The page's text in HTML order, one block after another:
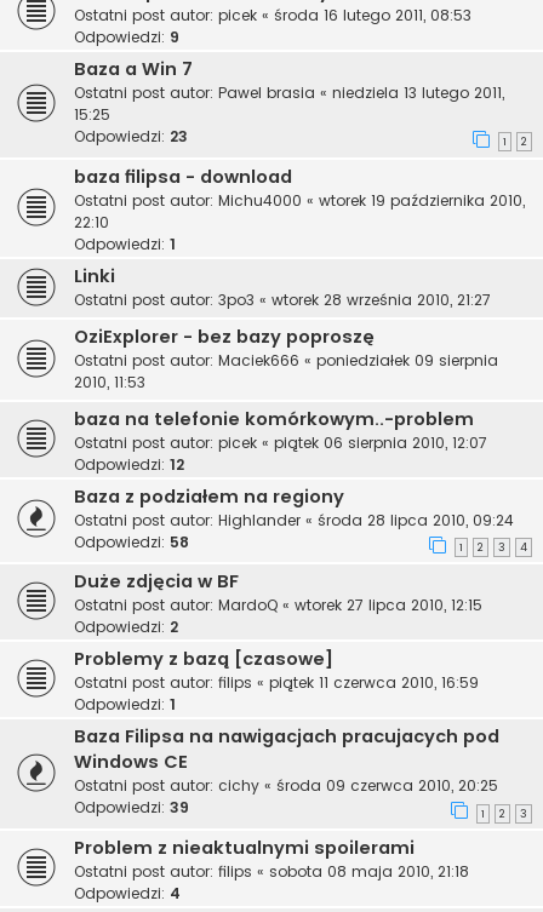
Ostatni post autor: picek « środa 16 lutego 2011, 08:53
Odpowiedzi: 9
Baza a Win 7
Ostatni post autor: Pawel brasia « niedziela 13 lutego 2011,
15:25
Odpowiedzi: 23 1 2
baza filipsa - download
Ostatni post autor: Michu4000 « wtorek 19 października 2010,
22:10
Odpowiedzi: 1
Linki
Ostatni post autor: 3po3 « wtorek 28 września 2010, 21:27
OziExplorer - bez bazy poproszę
Ostatni post autor: Maciek666 « poniedziałek 09 sierpnia
2010, 11:53
baza na telefonie komórkowym..-problem
Ostatni post autor: picek « piątek 06 sierpnia 2010, 12:07
Odpowiedzi: 12
Baza z podziałem na regiony
Ostatni post autor: Highlander « środa 28 lipca 2010, 09:24
Odpowiedzi: 58 1 2 3 4
Duże zdjęcia w BF
Ostatni post autor: MardoQ « wtorek 27 lipca 2010, 12:15
Odpowiedzi: 2
Problemy z bazą [czasowe]
Ostatni post autor: filips « piątek 11 czerwca 2010, 16:59
Odpowiedzi: 1
Baza Filipsa na nawigacjach pracujacych pod
Windows CE
Ostatni post autor: cichy « środa 09 czerwca 2010, 20:25
Odpowiedzi: 39 1 2 3
Problem z nieaktualnymi spoilerami
Ostatni post autor: filips « sobota 08 maja 2010, 21:18
Odpowiedzi: 4